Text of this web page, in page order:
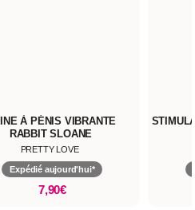
STIMULATEUR CLITORIS
LOVE CLAUDE
Expédié aujourd'hui*